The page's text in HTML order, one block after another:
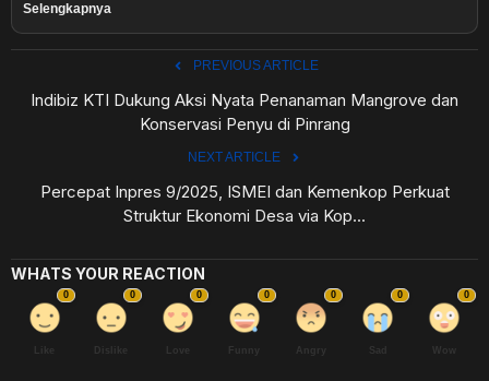
Selengkapnya
PREVIOUS ARTICLE
Indibiz KTI Dukung Aksi Nyata Penanaman Mangrove dan
Konservasi Penyu di Pinrang
NEXT ARTICLE
Percepat Inpres 9/2025, ISMEI dan Kemenkop Perkuat
Struktur Ekonomi Desa via Kop...
WHATS YOUR REACTION
0
Like
0
Dislike
0
Love
0
Funny
0
Angry
0
Sad
0
Wow